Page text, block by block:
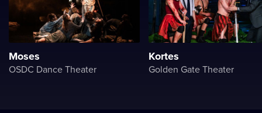
Moses
OSDC Dance Theater
Kortes
Golden Gate Theater